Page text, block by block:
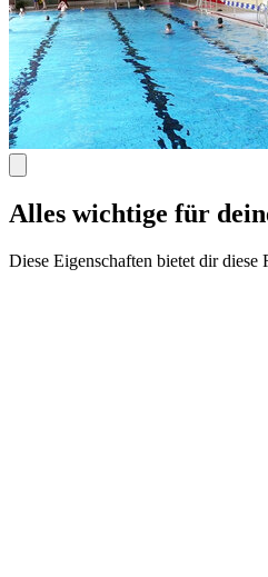
Alles wichtige für
Diese Eigenschaften bietet dir diese